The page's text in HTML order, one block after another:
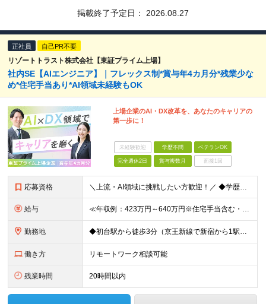
掲載終了予定日： 2026.08.27
正社員 自己PR不要
リゾートトラスト株式会社【東証プライム上場】
社内SE【AIエンジニア】｜フレックス制*賞与年4カ月分*残業少な
め*住宅手当あり*AI領域未経験もOK
上場企業のAI・DX改革を、あなたのキャリアの
第一歩に！
未経験歓迎 学歴不問 ベテランOK
完全週休2日 賞与複数月 面接1回
応募資格 ＼上流・AI領域に挑戦したい方歓迎！／ ◆学歴不問 ◆何らかのシステム開発実務経験をお持ちの方 （目安2年以上／開発言語や担当工程は不問です） ※AI分野における開発業務の経験・知見をお持ちの方は歓
給与 ≪年収例：423万円～640万円※住宅手当含む・残業代除く≫ ◆賞与年4カ月分支給 ※昨年度実績 ◆住宅手当・退職金制度・持株会など各種制度や手当が充実！ 月給24万800円～37万8,050円＋賞
勤務地 ◆初台駅から徒歩3分（京王新線で新宿から1駅！） ◆リモートワーク／フリーアドレス制度あり ◆出張転勤なし 【リゾートトラスト 東京本社】 東京都渋谷区代々木4-36-19 リゾートトラスト東京ビル
働き方 リモートワーク相談可能
残業時間 20時間以内